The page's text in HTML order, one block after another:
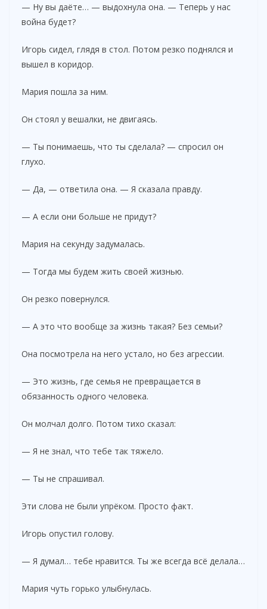
— Ну вы даёте… — выдохнула она. — Теперь у нас
война будет?
Игорь сидел, глядя в стол. Потом резко поднялся и
вышел в коридор.
Мария пошла за ним.
Он стоял у вешалки, не двигаясь.
— Ты понимаешь, что ты сделала? — спросил он
глухо.
— Да, — ответила она. — Я сказала правду.
— А если они больше не придут?
Мария на секунду задумалась.
— Тогда мы будем жить своей жизнью.
Он резко повернулся.
— А это что вообще за жизнь такая? Без семьи?
Она посмотрела на него устало, но без агрессии.
— Это жизнь, где семья не превращается в
обязанность одного человека.
Он молчал долго. Потом тихо сказал:
— Я не знал, что тебе так тяжело.
— Ты не спрашивал.
Эти слова не были упрёком. Просто факт.
Игорь опустил голову.
— Я думал… тебе нравится. Ты же всегда всё делала…
Мария чуть горько улыбнулась.